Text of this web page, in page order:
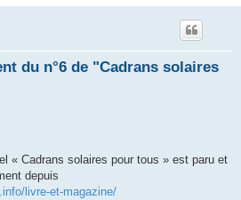
du n°6 de "Cadrans solaires
« Cadrans solaires pour tous » est paru et
depuis
livre-et-magazine/